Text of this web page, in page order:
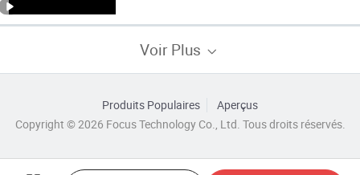
Voir Plus
Produits Populaires
Aperçus
Copyright © 2026 Focus Technology Co., Ltd. Tous droits réservés.